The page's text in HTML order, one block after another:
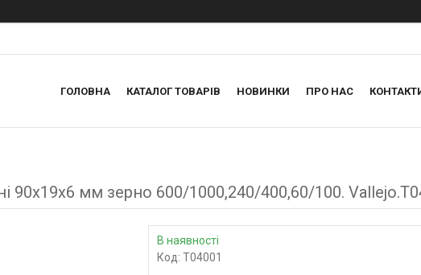
ГОЛОВНА КАТАЛОГ ТОВАРІВ НОВИНКИ ПРО НАС
90х19х6 мм зерно 600/1000,240/400,60/100.
В наявності
Код: Т04001